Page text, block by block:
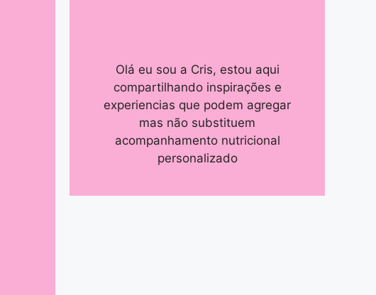
Olá eu sou a Cris, estou aqui
compartilhando inspirações e
experiencias que podem agregar
mas não substituem
acompanhamento nutricional
personalizado